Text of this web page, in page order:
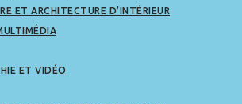
ET ARCHITECTURE D’INTÉRIEUR
ET VIDÉO